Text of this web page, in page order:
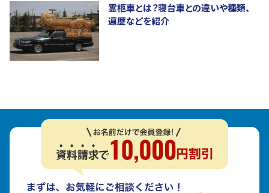
霊柩車とは？寝台車との違いや種類、
遍歴などを紹介